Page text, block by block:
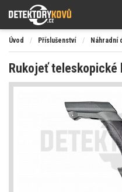
Úvod / Příslušenství / Náhradní
Rukojeť teleskopické